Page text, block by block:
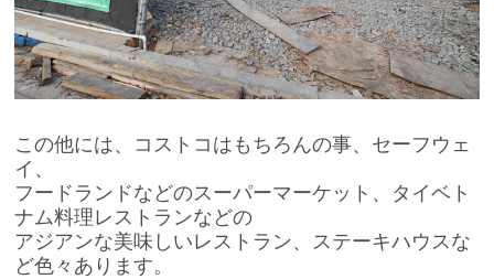
この他には、コストコはもちろんの事、セーフウェ
イ、
フードランドなどのスーパーマーケット、タイベト
ナム料理レストランなどの
アジアンな美味しいレストラン、ステーキハウスな
ど色々あります。